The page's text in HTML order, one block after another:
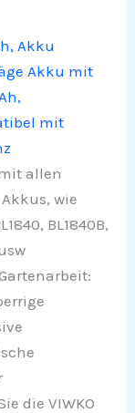
Akku
Akku mit
mit
allen
wie
BL1840B,
die VIWKO